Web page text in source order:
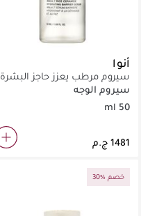
أنوا
سيروم مرطب يعزز حاجز البشرة
مثالي للبشرة الجافة والحساسة
يمنع فقدان الرطوبة
سيروم الوجه
50 ml
30% خصم